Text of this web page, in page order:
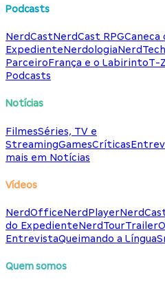
Podcasts
NerdCastNerdCast RPGCaneca
ExpedienteNerdologiaNerdTech
ParceiroFrança e o LabirintoT-
Podcasts
Notícias
FilmesSéries, TV e
StreamingGamesCríticas
mais em Notícias
Vídeos
NerdOfficeNerdPlayer
do ExpedienteNerdTour
EntrevistaQueimando a Língua
Quem somos